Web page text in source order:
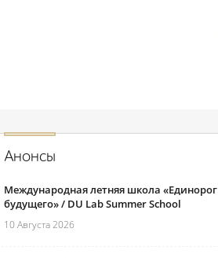
Анонсы
Международная летняя школа «Единорог
будущего» / DU Lab Summer School
10 Августа 2026